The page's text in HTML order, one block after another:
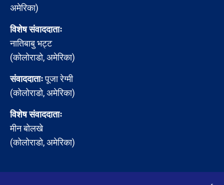
अमेरिका)
विशेष संवाददाताः
नातिबाबु भट्ट
(कोलोराडो, अमेरिका)
संवाददाताःपूजा रेग्मी
(कोलोराडो, अमेरिका)
विशेष संवाददाताः
मीन बोलखे
(कोलोराडो, अमेरिका)